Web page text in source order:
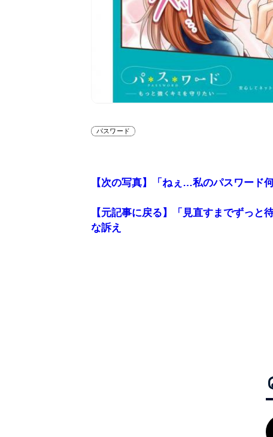
パスワード
【次の写真】「ねぇ…私のパスワード
【元記事に戻る】「見直すまでずっ
な訴え